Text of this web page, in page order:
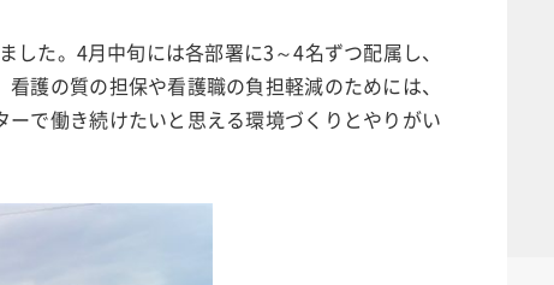
た。4月中旬には各部署に3～4名ずつ配属し、
護の質の担保や看護職の負担軽減のためには、
で働き続けたいと思える環境づくりとやりがい